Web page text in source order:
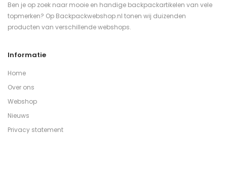
Ben je op zoek naar mooie en handige backpackartikelen van vele
topmerken? Op Backpackwebshop.nl tonen wij duizenden
producten van verschillende webshops.
Informatie
Home
Over ons
Webshop
Nieuws
Privacy statement